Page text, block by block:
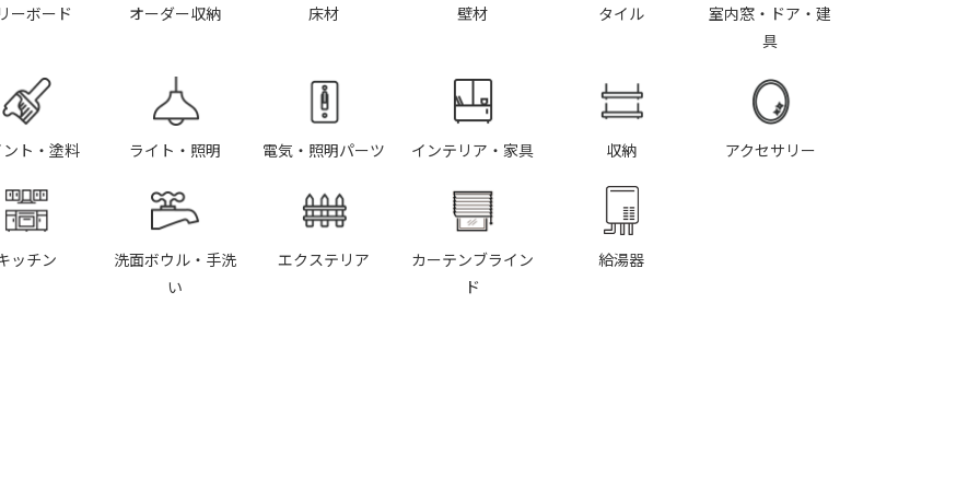
ーボード オーダー収納 床材 壁材 タイル
室内窓・ドア・建
具
ト・塗料 ライト・照明 電気・照明パーツ インテリア・家具 収納 アクセサリー
ッチン
洗面ボウル・手洗
い
エクステリア
カーテンブライン
ド
給湯器